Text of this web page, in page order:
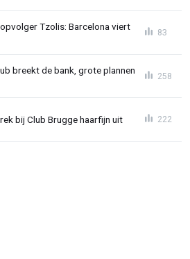
Tzolis: Barcelona viert
83
breekt de bank, grote plannen
258
bij Club Brugge haarfijn uit 222